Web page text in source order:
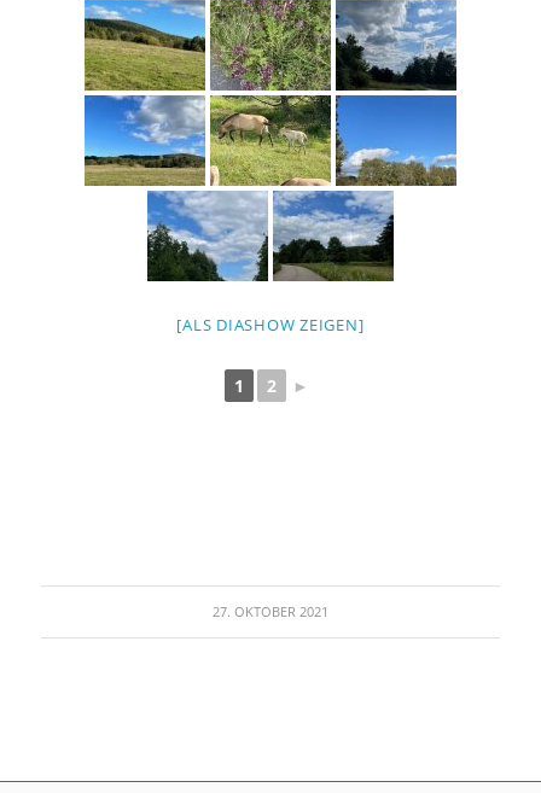
[ALS DIASHOW ZEIGEN]
1 2 ►
27. OKTOBER 2021